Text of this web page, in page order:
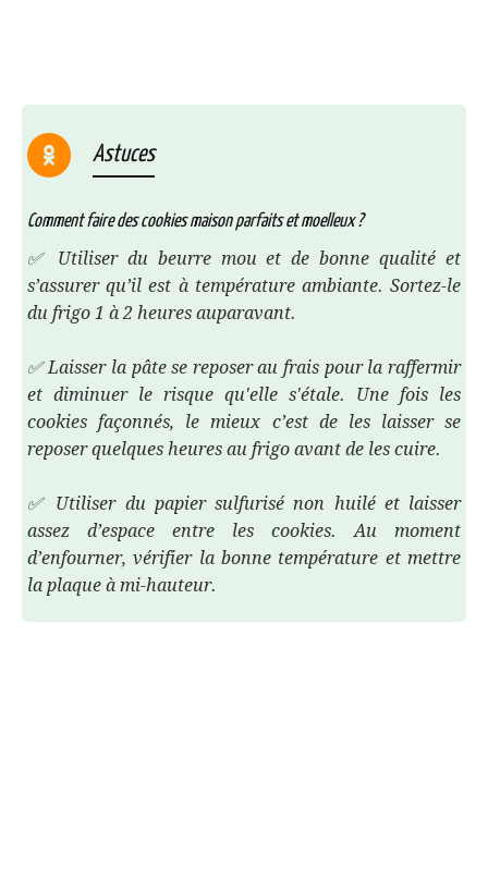
Astuces
Comment faire des cookies maison parfaits et moelleux ?
✅ Utiliser du beurre mou et de bonne qualité et
s’assurer qu’il est à température ambiante. Sortez-le
du frigo 1 à 2 heures auparavant.
✅ Laisser la pâte se reposer au frais pour la raffermir
et diminuer le risque qu'elle s'étale. Une fois les
cookies façonnés, le mieux c’est de les laisser se
reposer quelques heures au frigo avant de les cuire.
✅ Utiliser du papier sulfurisé non huilé et laisser
assez d’espace entre les cookies. Au moment
d’enfourner, vérifier la bonne température et mettre
la plaque à mi-hauteur.